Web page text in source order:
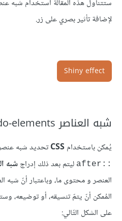
لإضافة تأثير بصري على زر.
Shiny effect
شبه العناصر Pseudo-elements
يُمكن باستخدامCSSتحديد شبه
::after ليتم بعد ذلك إدراجشبه
العنصر و محتوى ما، وباعتبار أنّ
المُمكن أنّ يتمّ تنسيقه، أو توضيعه،
على الشكل التّالي: